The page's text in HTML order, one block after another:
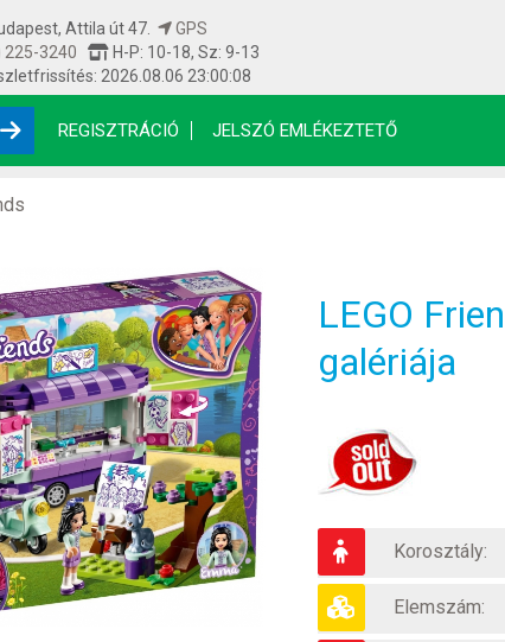
Attila út 47.
GPS
225-3240
H-P: 10-18, Sz: 9-13
2026.08.06 23:00:08
REGISZTRÁCIÓ JELSZÓ EMLÉKEZTETŐ
LEGO
galériája
Korosztály:
Elemszám: